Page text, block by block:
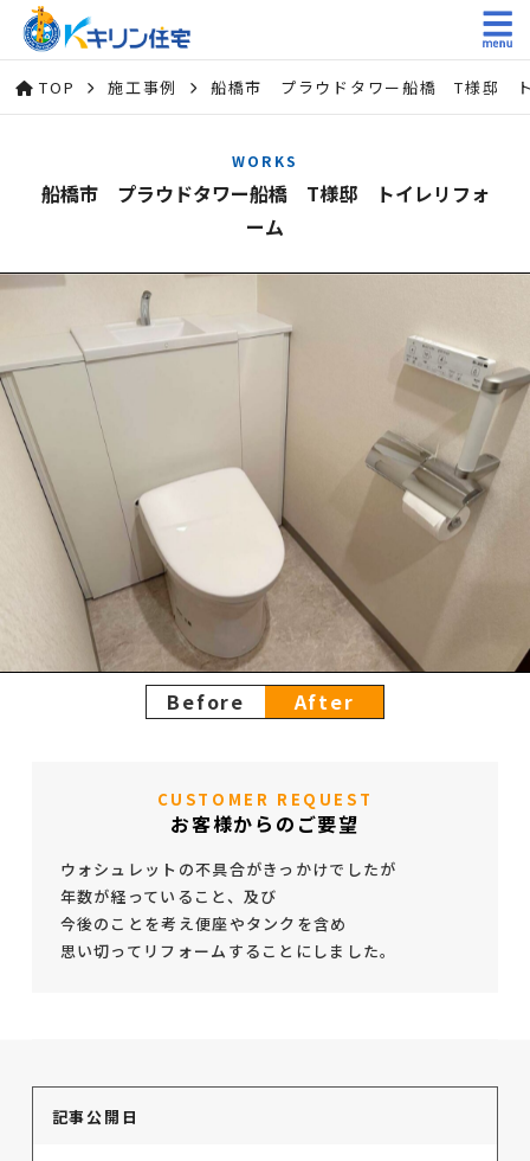
TOP 施工事例 船橋市 プラウドタワー船橋 T様邸
WORKS
船橋市 プラウドタワー船橋 T様邸 トイレリフォ
ーム
Before After
CUSTOMER REQUEST
お客様からのご要望
ウォシュレットの不具合がきっかけでしたが
年数が経っていること、及び
今後のことを考え便座やタンクを含め
思い切ってリフォームすることにしました。
記事公開日